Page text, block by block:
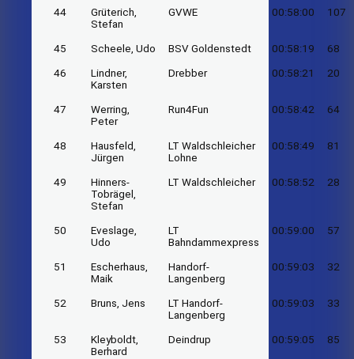
44
Grüterich,
Stefan
GVWE 00:58:00 107
45 Scheele, Udo BSV Goldenstedt 00:58:19 68
46
Lindner,
Karsten
Drebber 00:58:21 20
47
Werring,
Peter
Run4Fun 00:58:42 64
48
Hausfeld,
Jürgen
LT Waldschleicher
Lohne
00:58:49 81
49
Hinners-
Tobrägel,
Stefan
LT Waldschleicher 00:58:52 28
50
Eveslage,
Udo
LT
Bahndammexpress
00:59:00 57
51
Escherhaus,
Maik
Handorf-
Langenberg
00:59:03 32
52 Bruns, Jens
LT Handorf-
Langenberg
00:59:03 33
53
Kleyboldt,
Berhard
Deindrup 00:59:05 85